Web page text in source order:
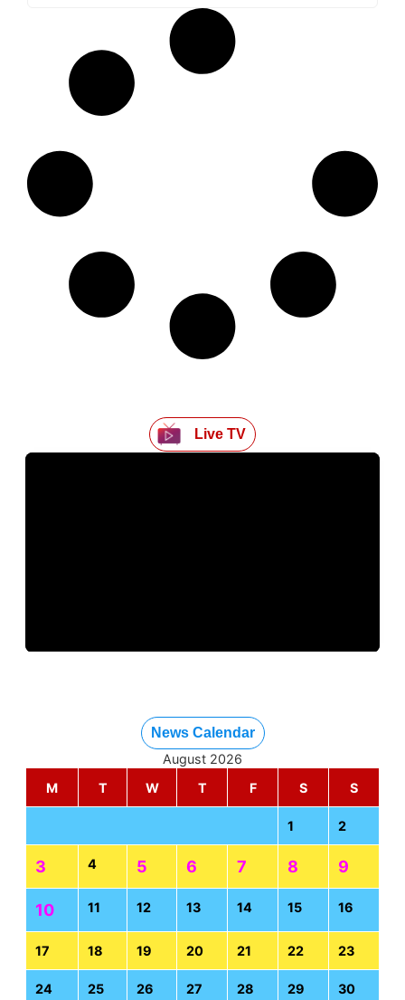
Live TV
News Calendar
August 2026
M
T W T F S S
1 2
3 4 5 6 7 8 9
10 11 12 13 14 15 16
17 18 19 20 21 22 23
24 25 26 27 28 29 30